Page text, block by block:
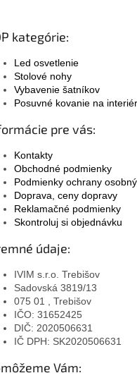
kategórie:
Led osvetlenie
Stolové nohy
Vybavenie šatníkov
Posuvné kovanie na
pre vás:
Kontakty
Obchodné podmienky
Podmienky ochrany
Doprava, ceny dopravy
Reklamačné podmienky
Skontroluj si objednávku
údaje:
IVIM s.r.o. Trebišov
Sadovská 3819/13
075 01 , Trebišov
IČO: 31652425
DIČ: 2020506631
IČ DPH: SK2020506631
Vám: